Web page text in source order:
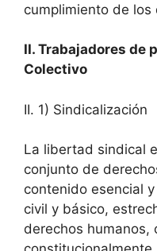
cumplimiento de los
II. Trabajadores de
Colectivo
II. 1) Sindicalización
La libertad sindical
conjunto de
contenido esencial
civil y básico,
derechos humanos,